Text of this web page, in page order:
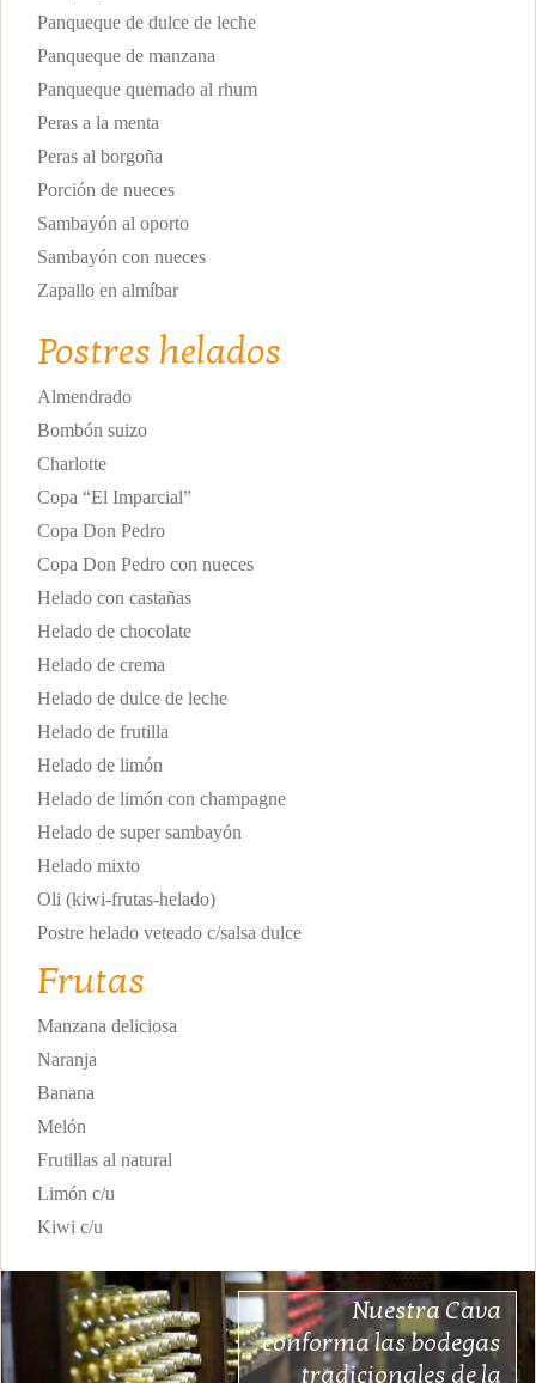
Panqueque de dulce de leche
Panqueque de manzana
Panqueque quemado al rhum
Peras a la menta
Peras al borgoña
Porción de nueces
Sambayón al oporto
Sambayón con nueces
Zapallo en almíbar
Postres helados
Almendrado
Bombón suizo
Charlotte
Copa “El Imparcial”
Copa Don Pedro
Copa Don Pedro con nueces
Helado con castañas
Helado de chocolate
Helado de crema
Helado de dulce de leche
Helado de frutilla
Helado de limón
Helado de limón con champagne
Helado de super sambayón
Helado mixto
Oli (kiwi-frutas-helado)
Postre helado veteado c/salsa dulce
Frutas
Manzana deliciosa
Naranja
Banana
Melón
Frutillas al natural
Limón c/u
Kiwi c/u
Nuestra Cava
conforma las bodegas
tradicionales de la